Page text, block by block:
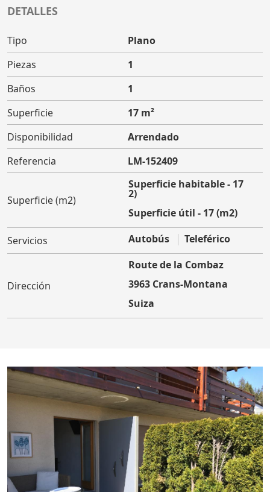
DETALLES
Tipo
Plano
Piezas
1
Baños
1
Superficie
17 m²
Disponibilidad
Arrendado
Referencia
LM-152409
Superficie (m2)
Superficie habitable - 17
(m2)
Superficie útil - 17 (m2)
Servicios Autobús Teleférico
Dirección
Route de la Combaz
3963 Crans-Montana
Suiza